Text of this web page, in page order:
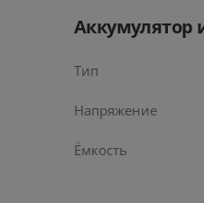
Аккумулятор
Тип
Напряжение
Ёмкость